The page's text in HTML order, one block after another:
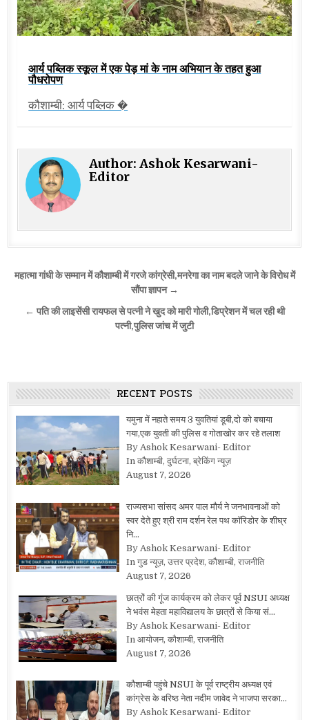
आर्य पब्लिक स्कूल में एक पेड़ मां के नाम अभियान के तहत हुआ
पौधरोपण
कौशाम्बी: आर्य पब्लिक �
Author:Ashok Kesarwani-
Editor
Post
महात्मा गांधी के सम्मान में कौशाम्बी में गरजे कांग्रेसी,मनरेगा का नाम बदले जाने के विरोध में
सौंपा ज्ञापन →
← पति की लाइसेंसी रायफल से पत्नी ने खुद को मारी गोली,डिप्रेशन में चल रही थी
पत्नी,पुलिस जांच में जुटी
RECENT POSTS
यमुना में नहाते समय 3 युवतियां डूबी,दो को बचाया
गया,एक युवती की पुलिस व गोताखोर कर रहे तलाश
By Ashok Kesarwani- Editor
In कौशाम्बी, दुर्घटना, ब्रेकिंग न्यूज़
August 7, 2026
राज्यसभा सांसद अमर पाल मौर्य ने जनभावनाओं को
स्वर देते हुए श्री राम दर्शन रेल पथ कॉरिडोर के शीघ्र
नि…
By Ashok Kesarwani- Editor
In गुड न्यूज़, उत्तर प्रदेश, कौशाम्बी, राजनीति
August 7, 2026
छात्रों की गूंज कार्यक्रम को लेकर पूर्व NSUI अध्यक्ष
ने भवंस मेहता महाविद्यालय के छात्रों से किया सं…
By Ashok Kesarwani- Editor
In आयोजन, कौशाम्बी, राजनीति
August 7, 2026
कौशाम्बी पहुंचे NSUI के पूर्व राष्ट्रीय अध्यक्ष एवं
कांग्रेस के वरिष्ठ नेता नदीम जावेद ने भाजपा सरका…
By Ashok Kesarwani- Editor